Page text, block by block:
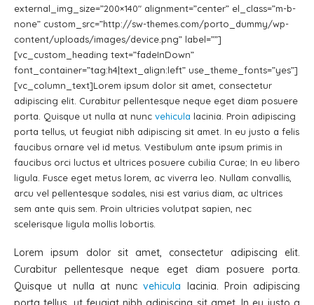
external_img_size=”200×140″ alignment=”center” el_class=”m-b-
none” custom_src=”http://sw-themes.com/porto_dummy/wp-
content/uploads/images/device.png” label=””]
[vc_custom_heading text=”fadeInDown”
font_container=”tag:h4|text_align:left” use_theme_fonts=”yes”]
[vc_column_text]Lorem ipsum dolor sit amet, consectetur
adipiscing elit. Curabitur pellentesque neque eget diam posuere
porta. Quisque ut nulla at nunc vehicula lacinia. Proin adipiscing
porta tellus, ut feugiat nibh adipiscing sit amet. In eu justo a felis
faucibus ornare vel id metus. Vestibulum ante ipsum primis in
faucibus orci luctus et ultrices posuere cubilia Curae; In eu libero
ligula. Fusce eget metus lorem, ac viverra leo. Nullam convallis,
arcu vel pellentesque sodales, nisi est varius diam, ac ultrices
sem ante quis sem. Proin ultricies volutpat sapien, nec
scelerisque ligula mollis lobortis.
Lorem ipsum dolor sit amet, consectetur adipiscing elit.
Curabitur pellentesque neque eget diam posuere porta.
Quisque ut nulla at nuncvehicula lacinia. Proin adipiscing